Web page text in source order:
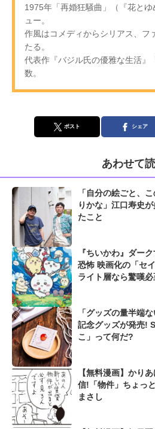
1975年「再婚狂騒曲」（『花と
ュー。
作風はコメディからシリアス、フ
たる。
代表作『バジル氏の優雅な生活』
数。
ポスト シェア
あわせて
「自分の絵ごと、
りかな」江口寿史
たこと
『ちいかわ』ダー
恐怖 映画化の「セ
ライト層なら驚嘆必
「グッズの量半端
記念グッズが発売!
こ」って何だ?
【無料漫画】かり
信!「物件」ちょっ
まさし